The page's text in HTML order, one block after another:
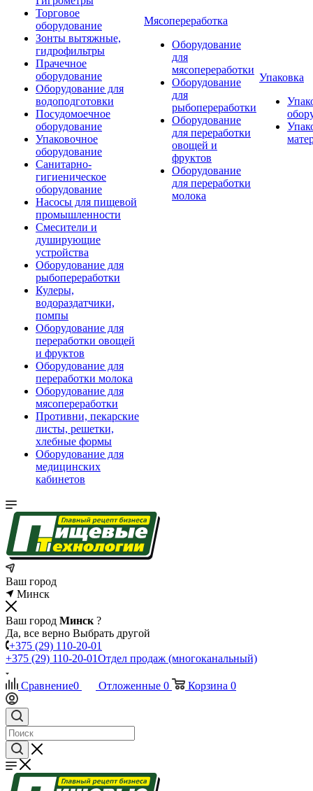
Торговое
оборудование
Зонты вытяжные,
гидрофильтры
Прачечное
оборудование
Оборудование для
водоподготовки
Посудомоечное
оборудование
Упаковочное
оборудование
Санитарно-
гигиеническое
оборудование
Насосы для пищевой
промышленности
Смесители и
душирующие
устройства
Оборудование для
рыбопереработки
Кулеры,
водораздатчики,
помпы
Оборудование для
переработки овощей
и фруктов
Оборудование для
переработки молока
Оборудование для
мясопереработки
Противни, пекарские
листы, решетки,
хлебные формы
Оборудование для
медицинских
кабинетов
Мясопереработка
Оборудование
для
мясопереработки
Оборудование
для
рыбопереработки
Оборудование
для переработки
овощей и
фруктов
Оборудование
для переработки
молока
Упаковка
Ваш город
Минск
Ваш город Минск ?
Да, все верно Выбрать другой
+375 (29) 110-20-01
+375 (29) 110-20-01Отдел продаж (многоканальный)
Сравнение0 Отложенные 0 Корзина 0